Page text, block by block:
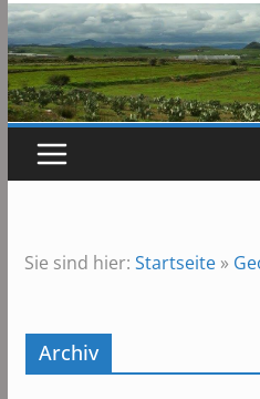
Sie sind hier: Startseite»
Archiv